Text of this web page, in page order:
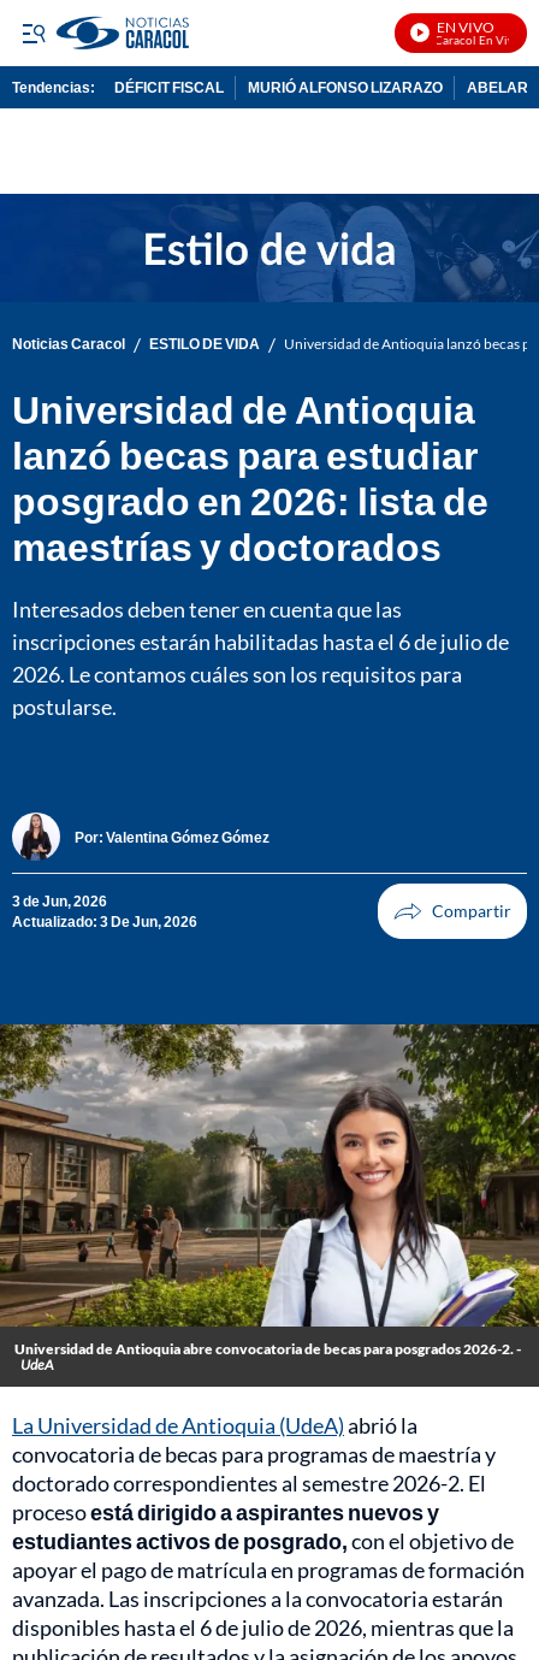
EN VIVO
Noticias Caracol En Vivo
Tendencias: DÉFICIT FISCAL MURIÓ ALFONSO LIZARAZO
Noticias Caracol / ESTILO DE VIDA / Universidad de Antioquia lanzó becas
Universidad de Antioquia
lanzó becas para estudiar
posgrado en 2026: lista de
maestrías y doctorados
Interesados deben tener en cuenta que las
inscripciones estarán habilitadas hasta el 6 de julio de
2026. Le contamos cuáles son los requisitos para
postularse.
Por: Valentina Gómez Gómez
3 de Jun, 2026
Actualizado: 3 De Jun, 2026
Universidad de Antioquia abre convocatoria de becas para posgrados 2026-2. -
UdeA
La Universidad de Antioquia (UdeA)abrió la
convocatoria de becas para programas de maestría y
doctorado correspondientes al semestre 2026-2. El
procesoestá dirigido a aspirantes nuevos y
estudiantes activos de posgrado,con el objetivo de
apoyar el pago de matrícula en programas de formación
avanzada. Las inscripciones a la convocatoria estarán
disponibles hasta el 6 de julio de 2026, mientras que la